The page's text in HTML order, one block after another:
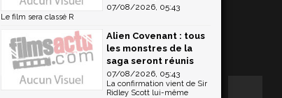
07/08/2026, 05:43
Le film sera classé R
Alien Covenant : tous
les monstres de la
saga seront réunis
07/08/2026, 05:43
La confirmation vient de Sir
Ridley Scott lui-même